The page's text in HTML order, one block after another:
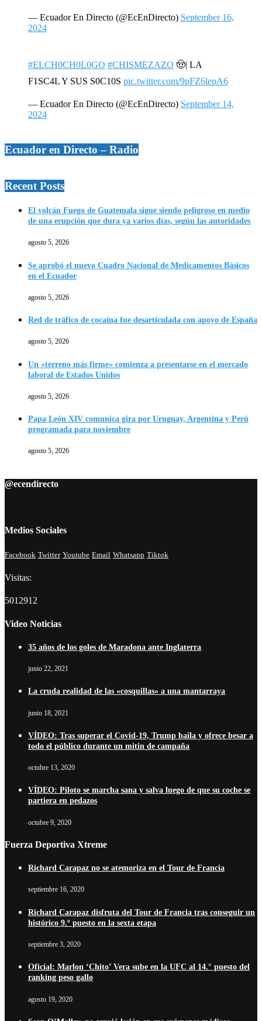
— Ecuador En Directo (@EcEnDirecto) September 16,
2024
#ELCH0CH0L0GO #CHISMEZAZO 🤠| LA
F1SC4L Y SUS S0C10S pic.twitter.com/9pFZ6lepA6
— Ecuador En Directo (@EcEnDirecto) September 14,
2024
Ecuador en Directo – Radio
Recent Posts
El volcán Fuego de Guatemala sigue siendo peligroso en medio
de una erupción que dura ya varios días, según las autoridades
agosto 5, 2026
Se aprobó el nuevo Cuadro Nacional de Medicamentos Básicos
en el Ecuador
agosto 5, 2026
Red de tráfico de cocaína fue desarticulada con apoyo de España
agosto 5, 2026
Un «terreno más firme» comienza a presentarse en el mercado
laboral de Estados Unidos
agosto 5, 2026
Papa León XIV comunica gira por Uruguay, Argentina y Perú
programada para noviembre
agosto 5, 2026
@ecendirecto
Medios Sociales
Facebook Twitter Youtube Email Whatsapp Tiktok
Visitas:
5012912
Video Noticias
35 años de los goles de Maradona ante Inglaterra
junio 22, 2021
La cruda realidad de las «cosquillas» a una mantarraya
junio 18, 2021
VÍDEO: Tras superar el Covid-19, Trump baila y ofrece besar a
todo el público durante un mitin de campaña
octubre 13, 2020
VÍDEO: Piloto se marcha sana y salva luego de que su coche se
partiera en pedazos
octubre 9, 2020
Fuerza Deportiva Xtreme
Richard Carapaz no se atemoriza en el Tour de Francia
septiembre 16, 2020
Richard Carapaz disfruta del Tour de Francia tras conseguir un
histórico 9.º puesto en la sexta etapa
septiembre 3, 2020
Oficial: Marlon ‘Chito’ Vera sube en la UFC al 14.° puesto del
ranking peso gallo
agosto 19, 2020